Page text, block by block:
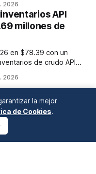
incrementó las
pueda flexibilizar su
2026
API
millones de
en $78.39 con un
de crudo API
una
2026
la mejor
de Cookies.